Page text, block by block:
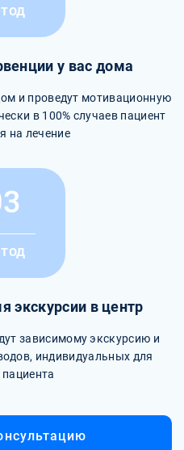
у вас дома
и проведут мотивационную
в 100% случаев пациент
на лечение
экскурсии в центр
зависимому экскурсию и
индивидуальных для